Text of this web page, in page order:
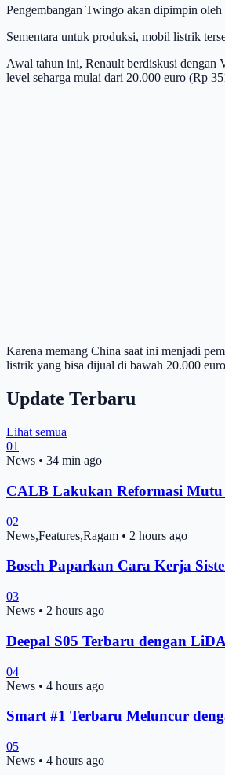
Pengembangan Twingo akan dipimpin
Sementara untuk produksi, mobil listrik
Awal tahun ini, Renault berdiskusi dengan
level seharga mulai dari 20.000 euro (Rp
Karena memang China saat ini menjadi
listrik yang bisa dijual di bawah 20.000
Update Terbaru
Lihat semua
01
News • 34 min ago
CALB Lakukan Reformasi Mutu
02
News,Features,Ragam • 2 hours ago
Bosch Paparkan Cara Kerja
03
News • 2 hours ago
Deepal S05 Terbaru dengan
04
News • 4 hours ago
Smart #1 Terbaru Meluncur
05
News • 4 hours ago